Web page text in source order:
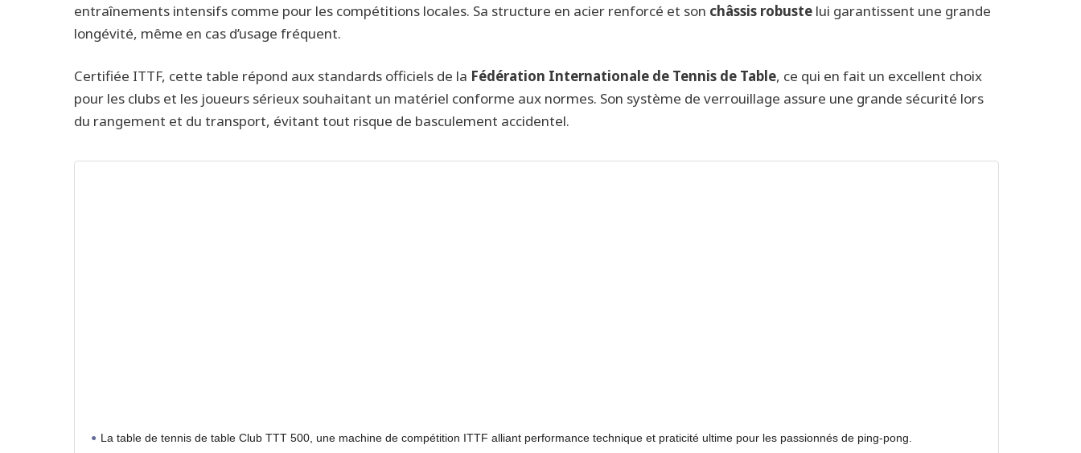
entraînements intensifs comme pour les compétitions locales. Sa structure en acier renforcé et son châssis robuste lui garantissent une grande
longévité, même en cas d’usage fréquent.
Certifiée ITTF, cette table répond aux standards officiels de la Fédération Internationale de Tennis de Table, ce qui en fait un excellent choix
pour les clubs et les joueurs sérieux souhaitant un matériel conforme aux normes. Son système de verrouillage assure une grande sécurité lors
du rangement et du transport, évitant tout risque de basculement accidentel.
La table de tennis de table Club TTT 500, une machine de compétition ITTF alliant performance technique et praticité ultime pour les passionnés de ping-pong.